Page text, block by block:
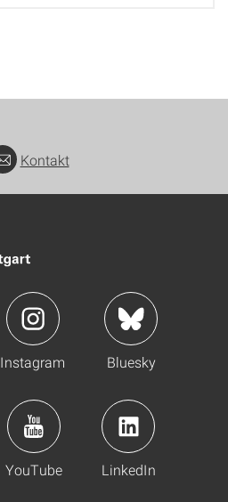
Kontakt
Instagram Bluesky
YouTube LinkedIn